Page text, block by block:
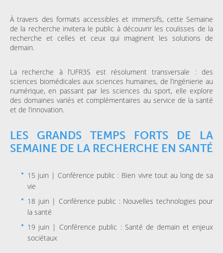
À travers des formats accessibles et immersifs, cette Semaine
de la recherche invitera le public à découvrir les coulisses de la
recherche et celles et ceux qui imaginent les solutions de
demain.
La recherche à l’UFR3S est résolument transversale : des
sciences biomédicales aux sciences humaines, de l’ingénierie au
numérique, en passant par les sciences du sport, elle explore
des domaines variés et complémentaires au service de la santé
et de l’innovation.
LES GRANDS TEMPS FORTS DE LA
SEMAINE DE LA RECHERCHE EN SANTÉ
15 juin | Conférence public : Bien vivre tout au long de sa
vie
18 juin | Conférence public : Nouvelles technologies pour
la santé
19 juin | Conférence public : Santé de demain et enjeux
sociétaux